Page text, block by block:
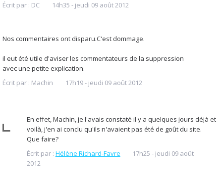
Écrit par : DC 14h35 - jeudi 09 août 2012
Nos commentaires ont disparu.C'est dommage.
il eut été utile d'aviser les commentateurs de la suppression
avec une petite explication.
Écrit par : Machin 17h19- jeudi 09 août 2012
En effet, Machin, je l'avais constaté il y a quelques jours déjà et
voilà, j'en ai conclu qu'ils n'avaient pas été de goût du site.
Que faire?
Écrit par : Hélène Richard-Favre 17h25 - jeudi 09 août
2012